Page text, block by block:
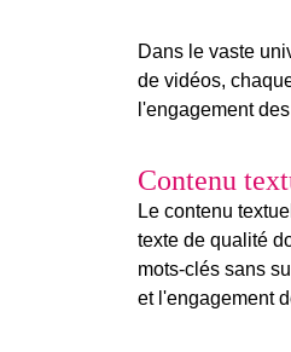
Dans le vaste
de vidéos,
l'engagement
Contenu
Le contenu textuel
texte de qualité
mots-clés sans
et l'engagement